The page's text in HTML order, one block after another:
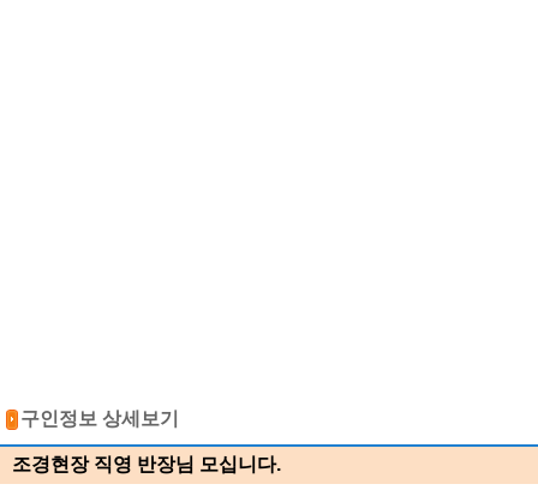
구인정보 상세보기
조경현장 직영 반장님 모십니다.